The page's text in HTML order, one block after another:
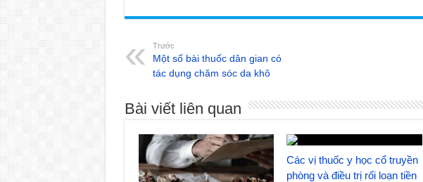
Trước
Một số bài thuốc dân gian có
tác dụng chăm sóc da khô
Bài viết liên quan
Các vị thuốc y học cổ truyền
phòng và điều trị rối loạn tiền